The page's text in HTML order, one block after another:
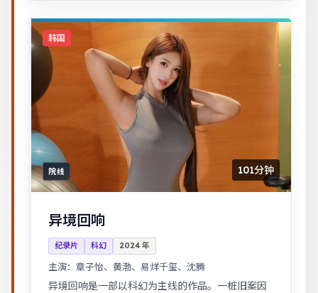
韩国
院线 101分钟
异境回响
纪录片 科幻 2024 年
主演： 章子怡、黄渤、易烊千玺、沈腾
异境回响是一部以科幻为主线的作品。一桩旧案因